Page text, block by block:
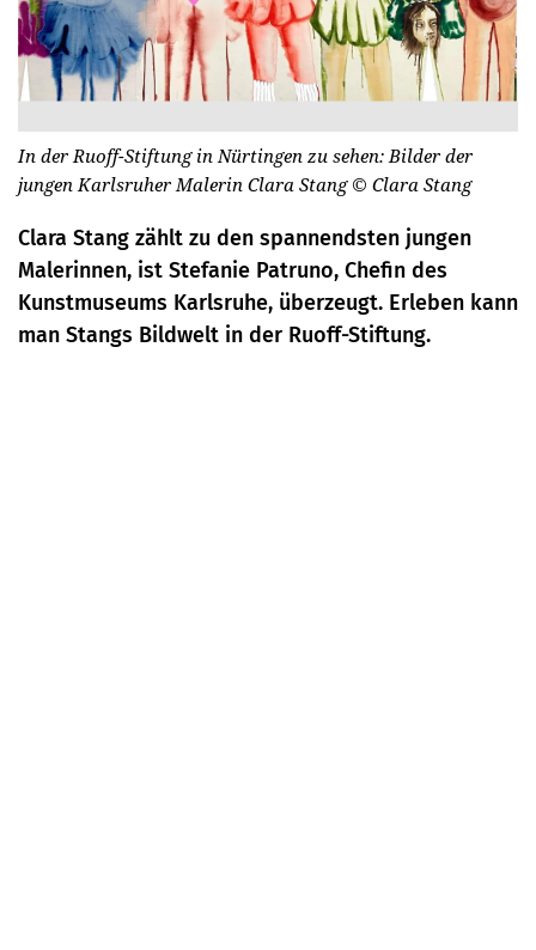
In der Ruoff-Stiftung in Nürtingen zu sehen: Bilder der
jungen Karlsruher Malerin Clara Stang © Clara Stang
Clara Stang zählt zu den spannendsten jungen
Malerinnen, ist Stefanie Patruno, Chefin des
Kunstmuseums Karlsruhe, überzeugt. Erleben kann
man Stangs Bildwelt in der Ruoff-Stiftung.